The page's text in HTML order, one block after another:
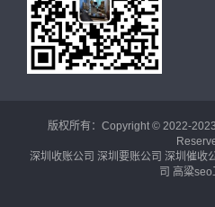
版权所有：Copyright © 2022-
深圳收账公司 深圳要账公司 深圳催收
司 高粱seo